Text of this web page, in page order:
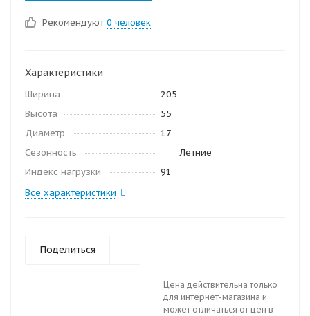
Рекомендуют 0 человек
Характеристики
Ширина
205
Высота
55
Диаметр
17
Сезонность
Летние
Индекс нагрузки
91
Все характеристики
Поделиться
Цена действительна только
для интернет-магазина и
может отличаться от цен в